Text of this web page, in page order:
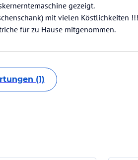
gezeigt.
mit vielen Köstlichkeiten
für zu Hause mitgenommen.
(1)